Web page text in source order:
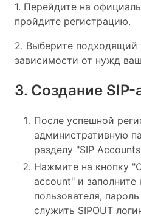
1. Перейдите на
пройдите регистрацию.
2. Выберите подходящий
зависимости от нужд
3. Создание SIP-
После успешной
административную
разделу "SIP
Нажмите на кнопку
account" и
пользователя,
служить SIPOUT